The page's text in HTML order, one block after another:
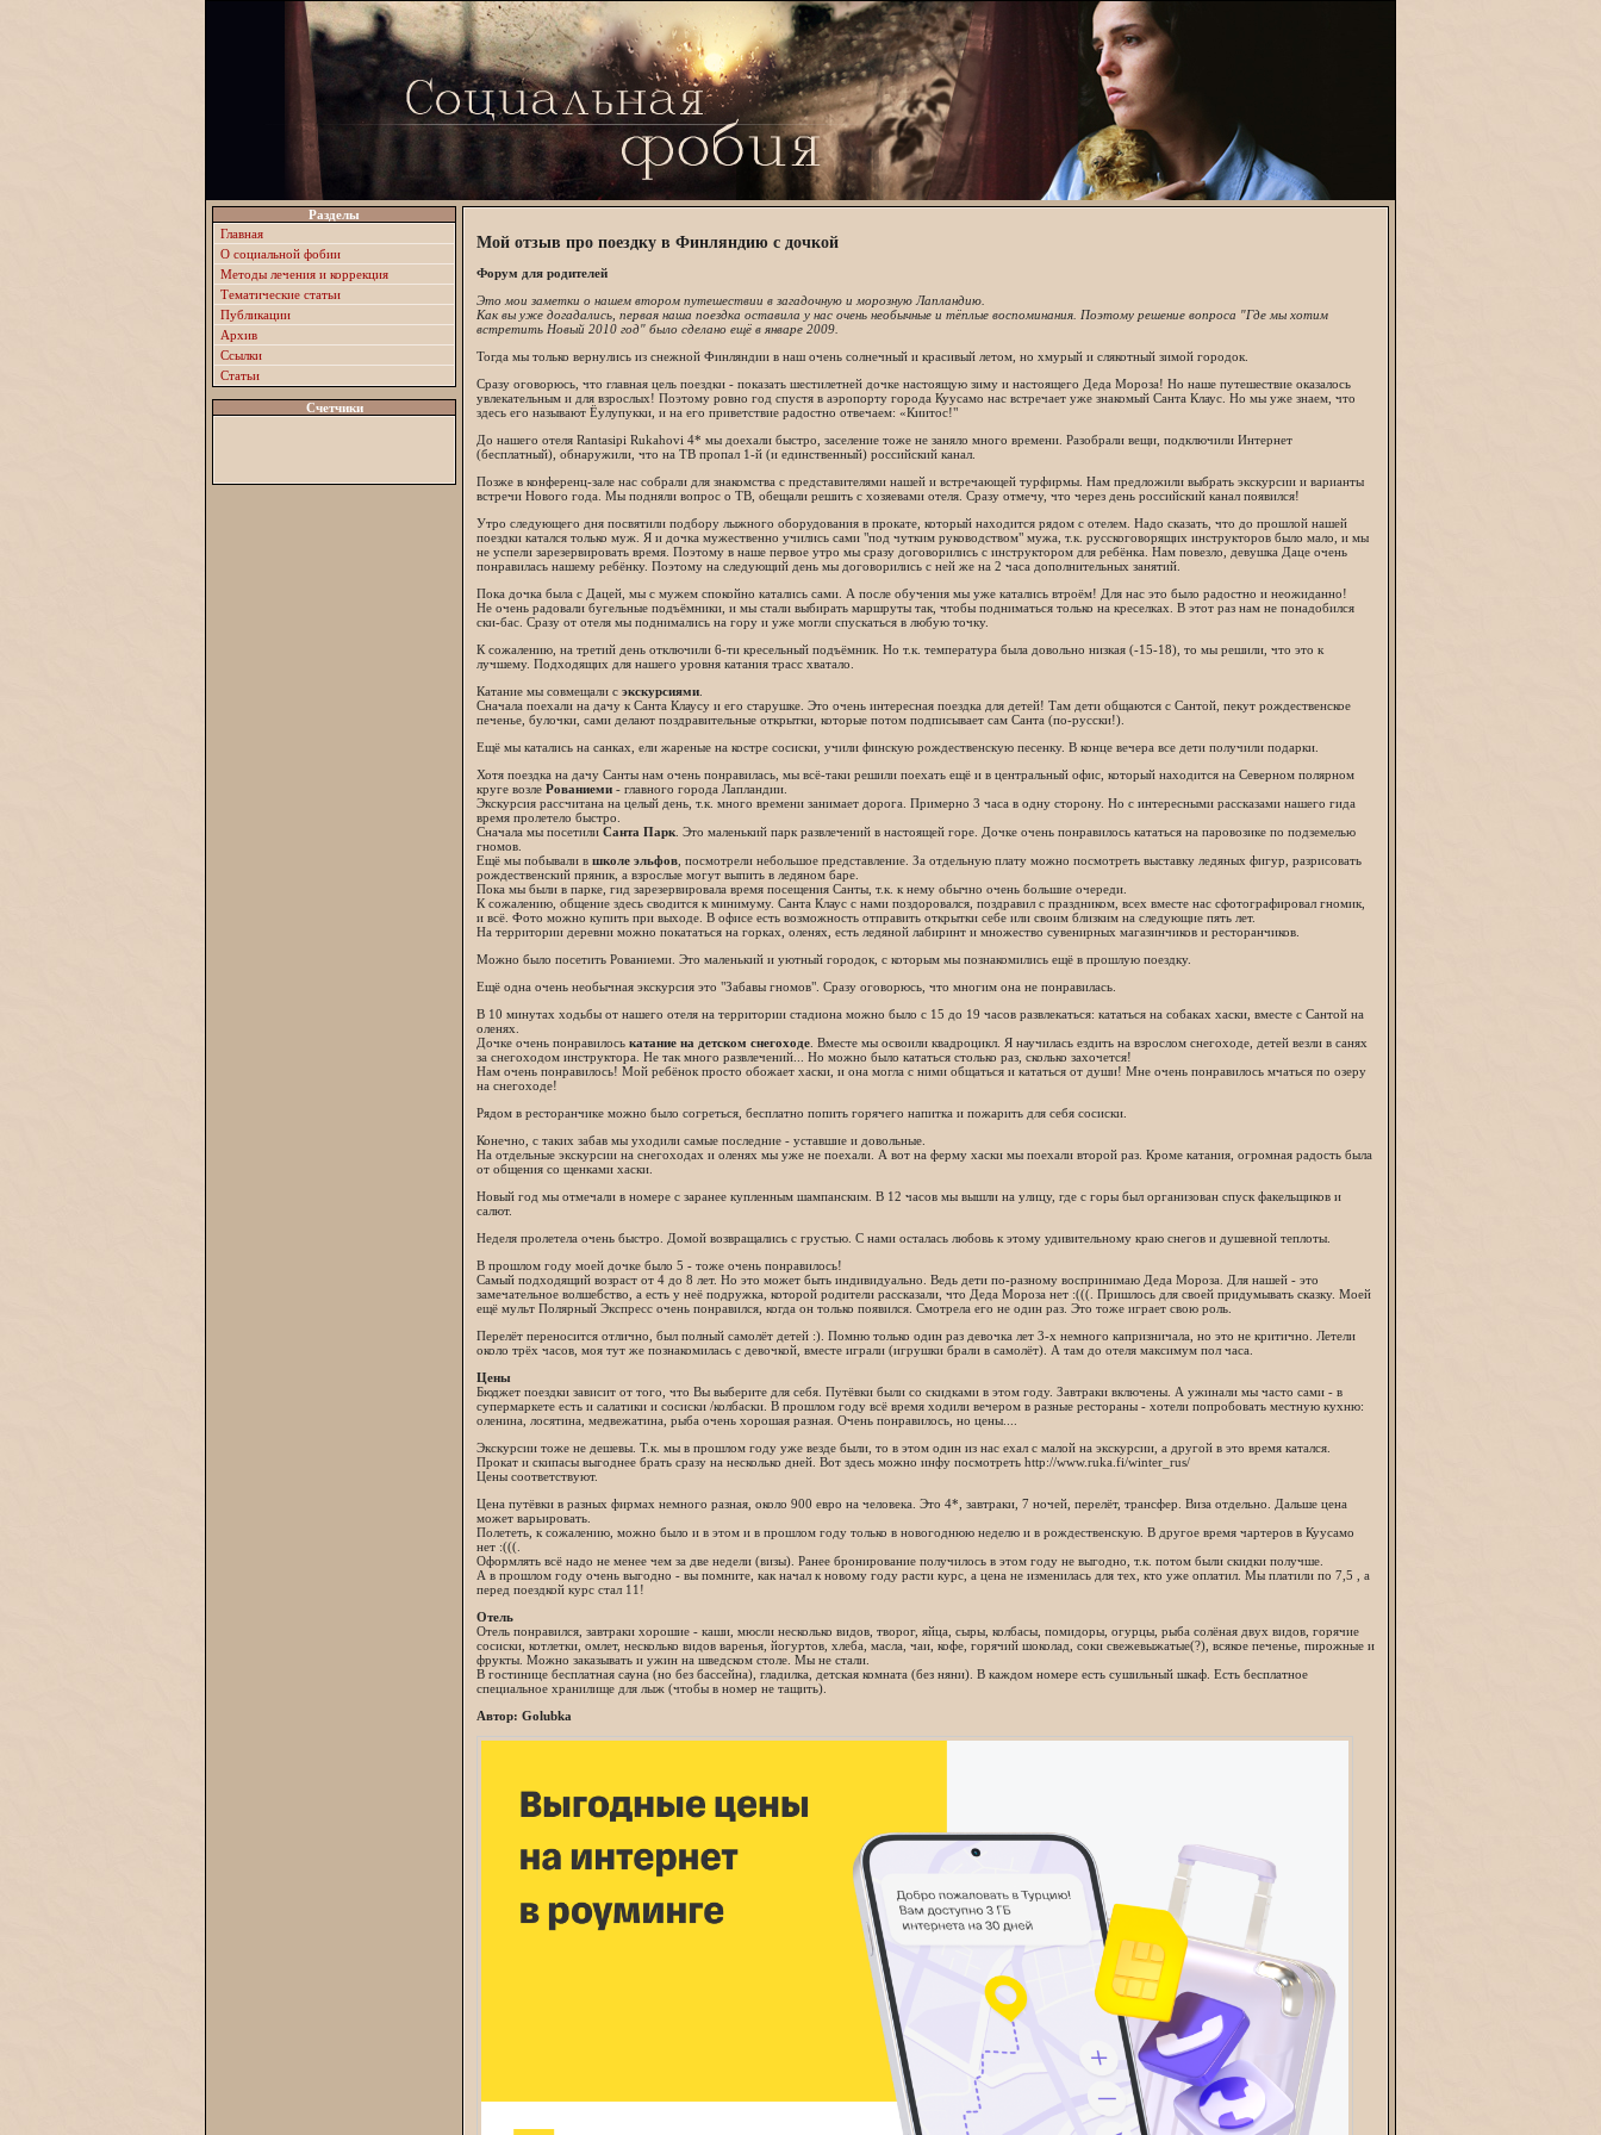
Разделы
Главная
О социальной фобии
Методы лечения и коррекция
Тематические статьи
Публикации
Архив
Ссылки
Статьи
Счетчики
Мой отзыв про поездку в Финляндию с дочкой
Форум для родителей
Это мои заметки о нашем втором путешествии в загадочную и морозную Лапландию.
Как вы уже догадались, первая наша поездка оставила у нас очень необычные и тёплые воспоминания. Поэтому решение вопроса "Где мы хотим
встретить Новый 2010 год" было сделано ещё в январе 2009.
Тогда мы только вернулись из снежной Финляндии в наш очень солнечный и красивый летом, но хмурый и слякотный зимой городок.
Сразу оговорюсь, что главная цель поездки - показать шестилетней дочке настоящую зиму и настоящего Деда Мороза! Но наше путешествие оказалось
увлекательным и для взрослых! Поэтому ровно год спустя в аэропорту города Куусамо нас встречает уже знакомый Санта Клаус. Но мы уже знаем, что
здесь его называют Ёулупукки, и на его приветствие радостно отвечаем: «Киитос!"
До нашего отеля Rantasipi Rukahovi 4* мы доехали быстро, заселение тоже не заняло много времени. Разобрали вещи, подключили Интернет
(бесплатный), обнаружили, что на ТВ пропал 1-й (и единственный) российский канал.
Позже в конференц-зале нас собрали для знакомства с представителями нашей и встречающей турфирмы. Нам предложили выбрать экскурсии и варианты
встречи Нового года. Мы подняли вопрос о ТВ, обещали решить с хозяевами отеля. Сразу отмечу, что через день российский канал появился!
Утро следующего дня посвятили подбору лыжного оборудования в прокате, который находится рядом с отелем. Надо сказать, что до прошлой нашей
поездки катался только муж. Я и дочка мужественно учились сами "под чутким руководством" мужа, т.к. русскоговорящих инструкторов было мало, и мы
не успели зарезервировать время. Поэтому в наше первое утро мы сразу договорились с инструктором для ребёнка. Нам повезло, девушка Даце очень
понравилась нашему ребёнку. Поэтому на следующий день мы договорились с ней же на 2 часа дополнительных занятий.
Пока дочка была с Дацей, мы с мужем спокойно катались сами. А после обучения мы уже катались втроём! Для нас это было радостно и неожиданно!
Не очень радовали бугельные подъёмники, и мы стали выбирать маршруты так, чтобы подниматься только на креселках. В этот раз нам не понадобился
ски-бас. Сразу от отеля мы поднимались на гору и уже могли спускаться в любую точку.
К сожалению, на третий день отключили 6-ти кресельный подъёмник. Но т.к. температура была довольно низкая (-15-18), то мы решили, что это к
лучшему. Подходящих для нашего уровня катания трасс хватало.
Катание мы совмещали с экскурсиями
Сначала поехали на дачу к Санта Клаусу и его старушке. Это очень интересная поездка для детей! Там дети общаются с Сантой, пекут рождественское
печенье, булочки, сами делают поздравительные открытки, которые потом подписывает сам Санта (по-русски!).
Ещё мы катались на санках, ели жареные на костре сосиски, учили финскую рождественскую песенку. В конце вечера все дети получили подарки.
Хотя поездка на дачу Санты нам очень понравилась, мы всё-таки решили поехать ещё и в центральный офис, который находится на Северном полярном
круге возле Рованиеми - главного города Лапландии.
Экскурсия рассчитана на целый день, т.к. много времени занимает дорога. Примерно 3 часа в одну сторону. Но с интересными рассказами нашего гида
время пролетело быстро.
Сначала мы посетили Санта Парк . Это маленький парк развлечений в настоящей горе. Дочке очень понравилось кататься на паровозике по подземелью
гномов.
Ещё мы побывали в школе эльфов , посмотрели небольшое представление. За отдельную плату можно посмотреть выставку ледяных фигур, разрисовать
рождественский пряник, а взрослые могут выпить в ледяном баре.
Пока мы были в парке, гид зарезервировала время посещения Санты, т.к. к нему обычно очень большие очереди.
К сожалению, общение здесь сводится к минимуму. Санта Клаус с нами поздоровался, поздравил с праздником, всех вместе нас сфотографировал гномик,
и всё. Фото можно купить при выходе. В офисе есть возможность отправить открытки себе или своим близким на следующие пять лет.
На территории деревни можно покататься на горках, оленях, есть ледяной лабиринт и множество сувенирных магазинчиков и ресторанчиков.
Можно было посетить Рованиеми. Это маленький и уютный городок, с которым мы познакомились ещё в прошлую поездку.
Ещё одна очень необычная экскурсия это "Забавы гномов". Сразу оговорюсь, что многим она не понравилась.
В 10 минутах ходьбы от нашего отеля на территории стадиона можно было с 15 до 19 часов развлекаться: кататься на собаках хаски, вместе с Сантой на
оленях.
Дочке очень понравилось катание на детском снегоходе . Вместе мы освоили квадроцикл. Я научилась ездить на взрослом снегоходе, детей везли в санях
за снегоходом инструктора. Не так много развлечений... Но можно было кататься столько раз, сколько захочется!
Нам очень понравилось! Мой ребёнок просто обожает хаски, и она могла с ними общаться и кататься от души! Мне очень понравилось мчаться по озеру
на снегоходе!
Рядом в ресторанчике можно было согреться, бесплатно попить горячего напитка и пожарить для себя сосиски.
Конечно, с таких забав мы уходили самые последние - уставшие и довольные.
На отдельные экскурсии на снегоходах и оленях мы уже не поехали. А вот на ферму хаски мы поехали второй раз. Кроме катания, огромная радость была
от общения со щенками хаски.
Новый год мы отмечали в номере с заранее купленным шампанским. В 12 часов мы вышли на улицу, где с горы был организован спуск факельщиков и
салют.
Неделя пролетела очень быстро. Домой возвращались с грустью. С нами осталась любовь к этому удивительному краю снегов и душевной теплоты.
В прошлом году моей дочке было 5 - тоже очень понравилось!
Самый подходящий возраст от 4 до 8 лет. Но это может быть индивидуально. Ведь дети по-разному воспринимаю Деда Мороза. Для нашей - это
замечательное волшебство, а есть у неё подружка, которой родители рассказали, что Деда Мороза нет :(((. Пришлось для своей придумывать сказку. Моей
ещё мульт Полярный Экспресс очень понравился, когда он только появился. Смотрела его не один раз. Это тоже играет свою роль.
Перелёт переносится отлично, был полный самолёт детей :). Помню только один раз девочка лет 3-х немного капризничала, но это не критично. Летели
около трёх часов, моя тут же познакомилась с девочкой, вместе играли (игрушки брали в самолёт). А там до отеля максимум пол часа.
Цены
Бюджет поездки зависит от того, что Вы выберите для себя. Путёвки были со скидками в этом году. Завтраки включены. А ужинали мы часто сами - в
супермаркете есть и салатики и сосиски /колбаски. В прошлом году всё время ходили вечером в разные рестораны - хотели попробовать местную кухню:
оленина, лосятина, медвежатина, рыба очень хорошая разная. Очень понравилось, но цены....
Экскурсии тоже не дешевы. Т.к. мы в прошлом году уже везде были, то в этом один из нас ехал с малой на экскурсии, а другой в это время катался.
Прокат и скипасы выгоднее брать сразу на несколько дней. Вот здесь можно инфу посмотреть http://www.ruka.fi/winter_rus/
Цены соответствуют.
Цена путёвки в разных фирмах немного разная, около 900 евро на человека. Это 4*, завтраки, 7 ночей, перелёт, трансфер. Виза отдельно. Дальше цена
может варьировать.
Полететь, к сожалению, можно было и в этом и в прошлом году только в новогоднюю неделю и в рождественскую. В другое время чартеров в Куусамо
нет :(((.
Оформлять всё надо не менее чем за две недели (визы). Ранее бронирование получилось в этом году не выгодно, т.к. потом были скидки получше.
А в прошлом году очень выгодно - вы помните, как начал к новому году расти курс, а цена не изменилась для тех, кто уже оплатил. Мы платили по 7,5 , а
перед поездкой курс стал 11!
Отель
Отель понравился, завтраки хорошие - каши, мюсли несколько видов, творог, яйца, сыры, колбасы, помидоры, огурцы, рыба солёная двух видов, горячие
сосиски, котлетки, омлет, несколько видов варенья, йогуртов, хлеба, масла, чаи, кофе, горячий шоколад, соки свежевыжатые(?), всякое печенье, пирожные и
фрукты. Можно заказывать и ужин на шведском столе. Мы не стали.
В гостинице бесплатная сауна (но без бассейна), гладилка, детская комната (без няни). В каждом номере есть сушильный шкаф. Есть бесплатное
специальное хранилище для лыж (чтобы в номер не тащить).
Автор: Golubka